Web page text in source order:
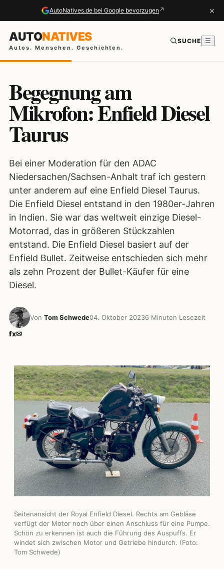
AutoNatives.de bei Google bevorzugen ↗ ×
AUTONATIVES
Autos. Menschen. Geschichten.
SUCHE ☰
Begegnung am
Mikrofon: Enfield Diesel
Taurus
Bei einer Moderation für den ADAC
Niedersachen/Sachsen-Anhalt traf ich gestern
unter anderem auf eine Enfield Diesel Taurus.
Die Enfield Diesel entstand in den 1980er-Jahren
in Indien. Sie war das weltweit einzige Diesel-
Motorrad, das in größeren Stückzahlen
entstand. Die Enfield Diesel basiert auf der
Enfield Bullet. Zeitweise entschieden sich mehr
als zehn Prozent der Bullet-Käufer für eine
Diesel.
Von Tom Schwede04. Oktober 20236 Minuten Lesezeit
fx✉
Seitenansicht der Royal Enfield Diesel. Rechts am Gebläse
verfügt der Motor noch über einen Anschluss für eine Pumpe.
Schön zu erkennen ist auch die Führung des Auspuffs. Er
windet sich zwischen Motor und Getriebe hindurch. (Foto:
Tom Schwede)